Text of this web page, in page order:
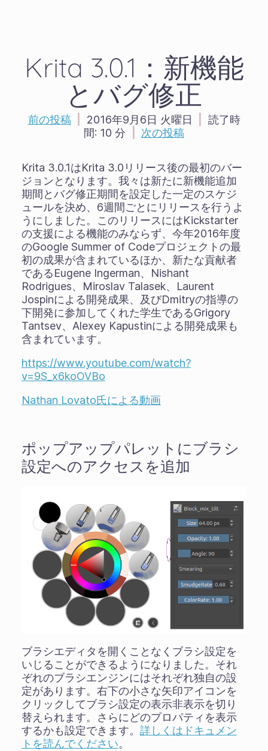
Krita 3.0.1：新機能
とバグ修正
前の投稿 2016年9月6日 火曜日
読了時
間: 10 分 次の投稿
Krita 3.0.1はKrita 3.0リリース後の最初のバー
ジョンとなります。我々は新たに新機能追加
期間とバグ修正期間を設定した一定のスケジ
ュールを決め、6週間ごとにリリースを行うよ
うにしました。このリリースにはKickstarter
の支援による機能のみならず、今年2016年度
のGoogle Summer of Codeプロジェクトの最
初の成果が含まれているほか、新たな貢献者
であるEugene Ingerman、Nishant
Rodrigues、Miroslav Talasek、Laurent
Jospinによる開発成果、及びDmitryの指導の
下開発に参加してくれた学生であるGrigory
Tantsev、Alexey Kapustinによる開発成果も
含まれています。
https://www.youtube.com/watch?
v=9S_x6koOVBo
Nathan Lovato氏による動画
ポップアップパレットにブラシ
設定へのアクセスを追加
ブラシエディタを開くことなくブラシ設定を
いじることができるようになりました。それ
ぞれのブラシエンジンにはそれぞれ独自の設
定があります。右下の小さな矢印アイコンを
クリックしてブラシ設定の表示非表示を切り
替えられます。さらにどのプロパティを表示
するかも設定できます。 詳しくはドキュメン
トを読んでください。